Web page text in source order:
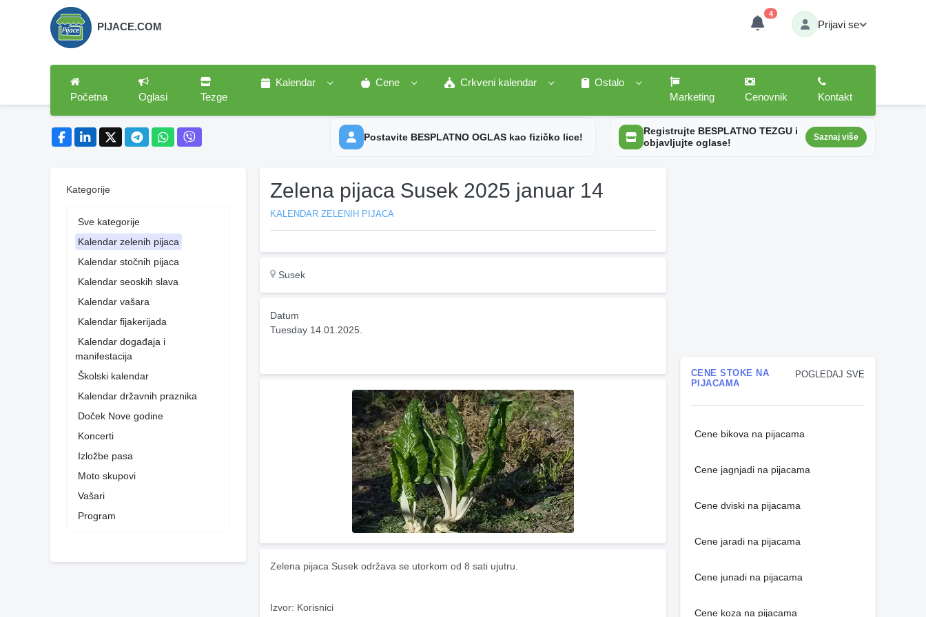
PIJACE.COM
4
Prijavi se
Početna Oglasi Tezge
Kalendar Cene Crkveni kalendar
Ostalo
Marketing
Cenovnik Kontakt
Postavite BESPLATNO OGLAS kao fizičko lice!
Registrujte BESPLATNO TEZGU i
objavljujte oglase!
Saznaj više
Kategorije
Sve kategorije
Kalendar zelenih pijaca
Kalendar stočnih pijaca
Kalendar seoskih slava
Kalendar vašara
Kalendar fijakerijada
Kalendar događaja i
manifestacija
Školski kalendar
Kalendar državnih praznika
Doček Nove godine
Koncerti
Izložbe pasa
Moto skupovi
Vašari
Program
Zelena pijaca Susek 2025 januar 14
KALENDAR ZELENIH PIJACA
Susek
Datum
Tuesday 14.01.2025.
Zelena pijaca Susek održava se utorkom od 8 sati ujutru.
Izvor: Korisnici
POGLEDAJ SVE
CENE STOKE NA
PIJACAMA
Cene bikova na pijacama
Cene jagnjadi na pijacama
Cene dviski na pijacama
Cene jaradi na pijacama
Cene junadi na pijacama
Cene koza na pijacama